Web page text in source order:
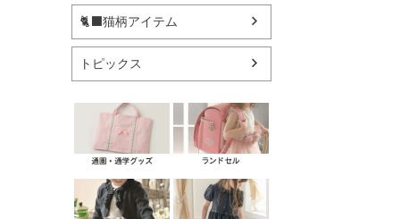
🐈‍⬛猫柄アイテム
トピックス